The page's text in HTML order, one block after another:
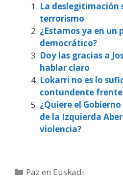
La deslegitimación
terrorismo
¿Estamos ya en un
democrático?
Doy las gracias a
hablar claro
Lokarri no es lo
contundente frente
¿Quiere el
de la Izquierda
violencia?
Categorías
Paz en Euskadi